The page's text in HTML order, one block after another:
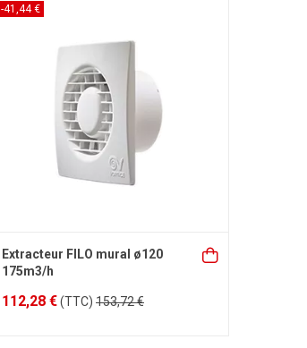
-41,44 €
Extracteur FILO mural ø120
175m3/h
112,28 €(TTC) 153,72 €